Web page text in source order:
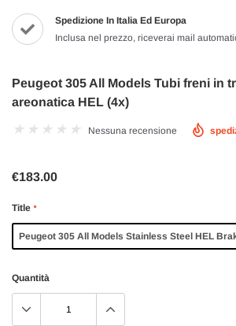
Spedizione In Italia Ed Europa
Inclusa nel prezzo, riceverai mail
Peugeot 305 All Models Tubi freni in
areonatica HEL (4x)
Nessuna recensione
€183.00
Title *
Peugeot 305 All Models Stainless Steel HEL
Quantità